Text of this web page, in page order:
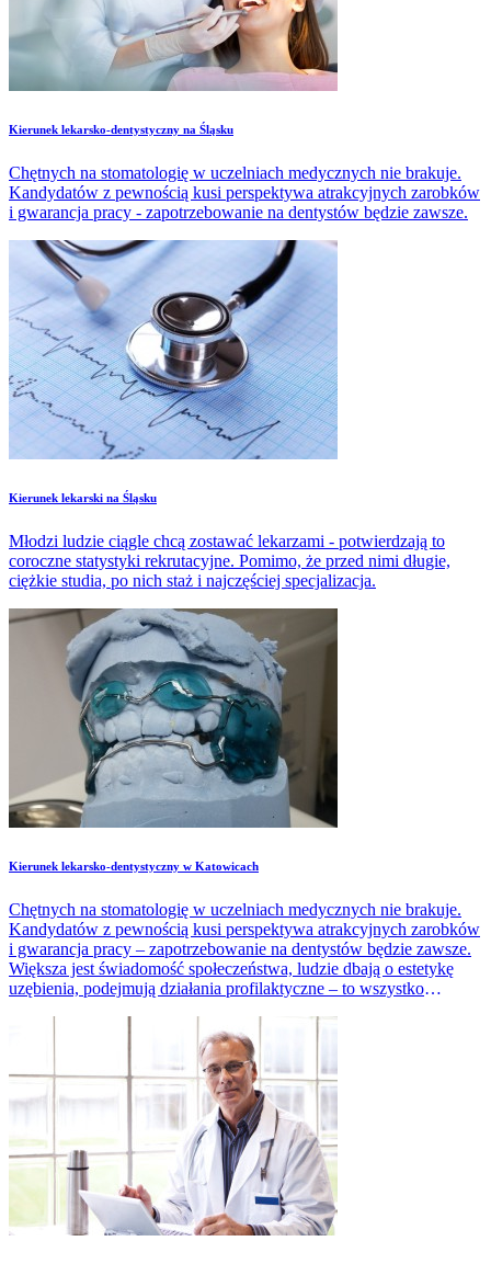
​Kierunek lekarsko-dentystyczny na Śląsku
Chętnych na stomatologię w uczelniach medycznych nie brakuje.
Kandydatów z pewnością kusi perspektywa atrakcyjnych zarobków
i gwarancja pracy - zapotrzebowanie na dentystów będzie zawsze.
​Kierunek lekarski na Śląsku
Młodzi ludzie ciągle chcą zostawać lekarzami - potwierdzają to
coroczne statystyki rekrutacyjne. Pomimo, że przed nimi długie,
ciężkie studia, po nich staż i najczęściej specjalizacja.
​Kierunek lekarsko-dentystyczny w Katowicach
Chętnych na stomatologię w uczelniach medycznych nie brakuje.
Kandydatów z pewnością kusi perspektywa atrakcyjnych zarobków
i gwarancja pracy – zapotrzebowanie na dentystów będzie zawsze.
Większa jest świadomość społeczeństwa, ludzie dbają o estetykę
uzębienia, podejmują działania profilaktyczne – to wszystko